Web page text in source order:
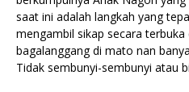
saat ini adalah langkah yang
mengambil sikap secara
bagalanggang di mato nan
Tidak sembunyi-sembunyi atau